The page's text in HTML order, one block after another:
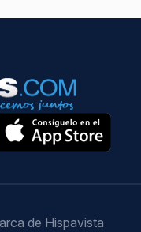
de Hispavista